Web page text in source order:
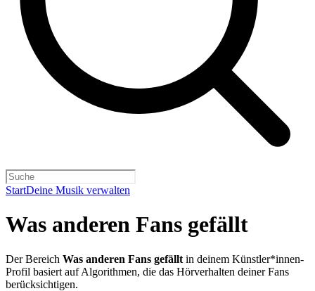
StartDeine Musik verwalten
Was anderen Fans gefällt
Der Bereich Was anderen Fans gefällt in deinem Künstler*innen-
Profil basiert auf Algorithmen, die das Hörverhalten deiner Fans
berücksichtigen.